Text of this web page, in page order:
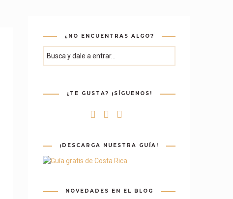
¿NO ENCUENTRAS ALGO?
¿TE GUSTA? ¡SÍGUENOS!
¡DESCARGA NUESTRA GUÍA!
NOVEDADES EN EL BLOG